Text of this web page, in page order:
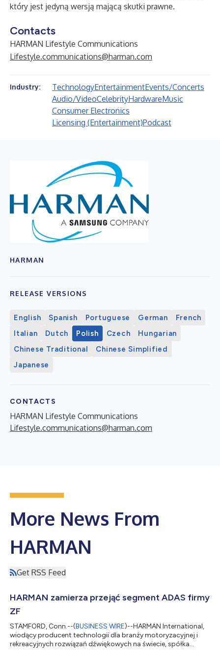
który jest jedyną wersją mającą skutki prawne.
Contacts
HARMAN Lifestyle Communications
Lifestyle.communications@harman.com
Industry: TechnologyEntertainmentEvents/Concerts
Audio/VideoCelebrityHardwareMusic
Consumer Electronics
Licensing (Entertainment)Podcast
HARMAN
RELEASE VERSIONS
English Spanish Portuguese German
French
Italian
Dutch Polish Czech
Hungarian
Chinese Traditional
Chinese Simplified
Japanese
CONTACTS
HARMAN Lifestyle Communications
Lifestyle.communications@harman.com
More News From
HARMAN
Get RSS Feed
HARMAN zamierza przejąć segment ADAS firmy
ZF
STAMFORD, Conn.--(BUSINESS WIRE)--HARMAN International,
wiodący producent technologii dla branży motoryzacyjnej i
rekreacyjnych rozwiązań dźwiękowych na świecie, spółka